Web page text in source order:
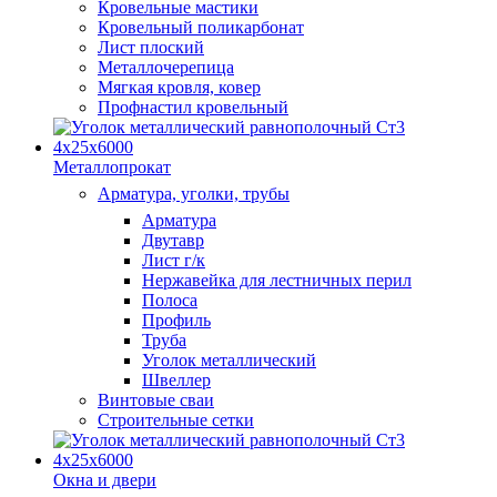
Кровельные мастики
Кровельный поликарбонат
Лист плоский
Металлочерепица
Мягкая кровля, ковер
Профнастил кровельный
Металлопрокат
Арматура, уголки, трубы
Арматура
Двутавр
Лист г/к
Нержавейка для лестничных перил
Полоса
Профиль
Труба
Уголок металлический
Швеллер
Винтовые сваи
Строительные сетки
Окна и двери